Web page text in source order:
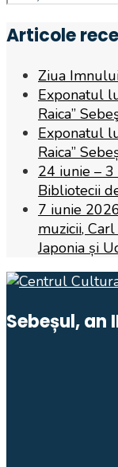
for:
Articole
Ziua
Exponatul
Raica”
Exponatul
Raica”
24 iunie –
Bibliotecii
7 iunie
muzicii,
Japonia și
Sebeșul, an